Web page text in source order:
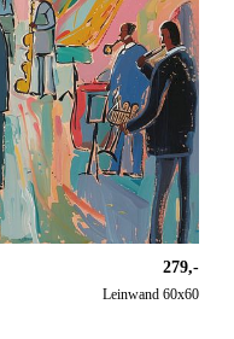
279,-
Leinwand 60x60